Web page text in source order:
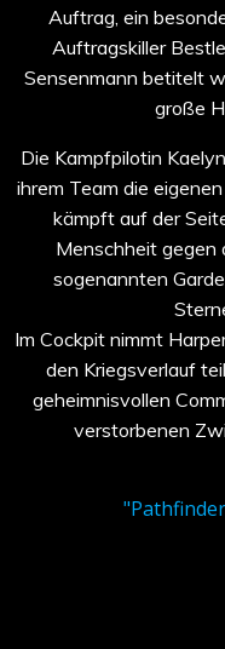
Auftrag, ein
Auftragskiller
Sensenmann betitelt
große
Die Kampfpilotin
ihrem Team die
kämpft auf der
Menschheit gegen
sogenannten
Im Cockpit nimmt
den Kriegsverlauf
geheimnisvollen
verstorbenen